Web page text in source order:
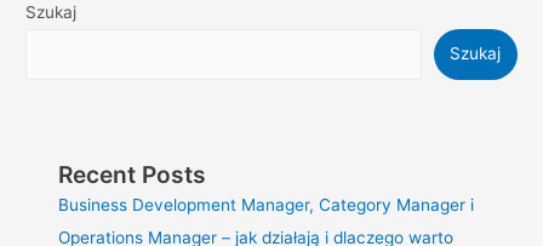
Szukaj
Szukaj
Recent Posts
Business Development Manager, Category Manager i
Operations Manager – jak działają i dlaczego warto